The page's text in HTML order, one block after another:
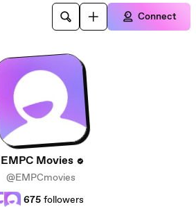
Connect
EMPC Movies
@EMPCmovies
675 followers